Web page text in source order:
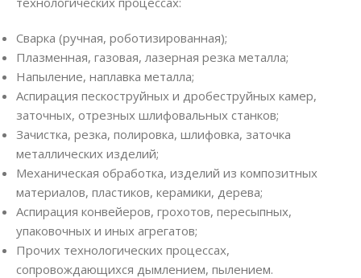
Сварка (ручная, роботизированная);
Плазменная, газовая, лазерная резка металла;
Напыление, наплавка металла;
Аспирация пескоструйных и дробеструйных камер,
заточных, отрезных шлифовальных станков;
Зачистка, резка, полировка, шлифовка, заточка
металлических изделий;
Механическая обработка, изделий из композитных
материалов, пластиков, керамики, дерева;
Аспирация конвейеров, грохотов, пересыпных,
упаковочных и иных агрегатов;
Прочих технологических процессах,
сопровождающихся дымлением, пылением.